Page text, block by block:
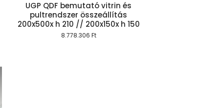
UGP QDF bemutató vitrin és
pultrendszer összeállítás
200x500x h 210 // 200x150x h 150
8.778.306 Ft